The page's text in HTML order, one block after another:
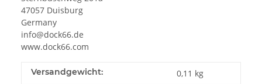
47057 Duisburg
Germany
info@dock66.de
www.dock66.com
Versandgewicht: 0,11 kg